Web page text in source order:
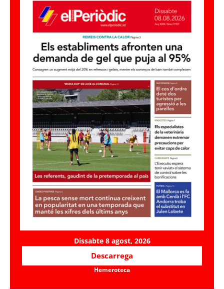
Dissabte 8 agost, 2026
Descarrega
Hemeroteca